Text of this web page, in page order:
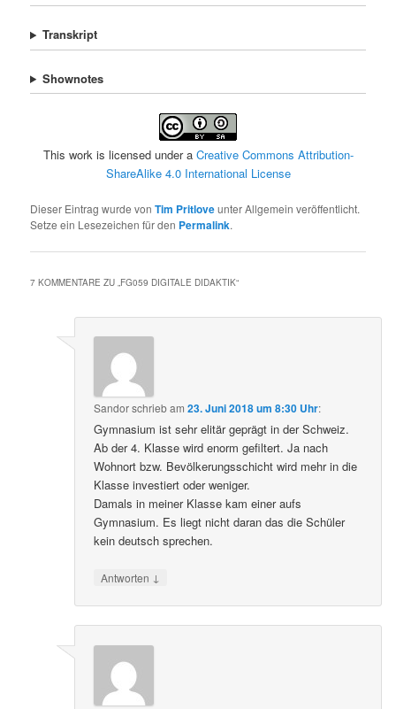
Transkript
Shownotes
This work is licensed under a Creative Commons Attribution-
ShareAlike 4.0 International License
Dieser Eintrag wurde vonTim Pritloveunter Allgemein veröffentlicht.
Setze ein Lesezeichen für den Permalink.
7 KOMMENTARE ZU „FG059 DIGITALE DIDAKTIK“
Sandorschriebam23. Juni 2018 um 8:30 Uhr:
Gymnasium ist sehr elitär geprägt in der Schweiz.
Ab der 4. Klasse wird enorm gefiltert. Ja nach
Wohnort bzw. Bevölkerungsschicht wird mehr in die
Klasse investiert oder weniger.
Damals in meiner Klasse kam einer aufs
Gymnasium. Es liegt nicht daran das die Schüler
kein deutsch sprechen.
Antworten ↓